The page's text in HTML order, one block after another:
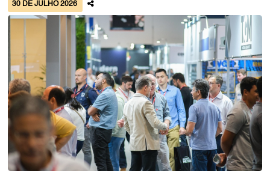
30 DE JULHO 2026